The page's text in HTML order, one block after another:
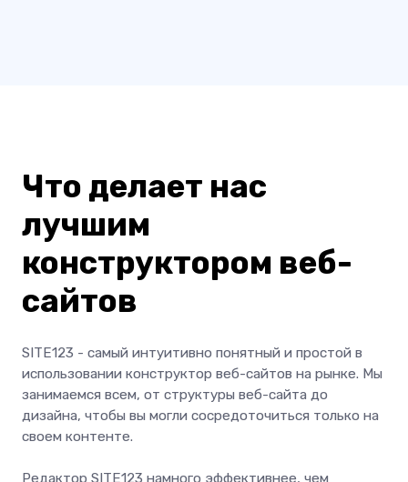
Что делает нас
лучшим
конструктором веб-
сайтов
SITE123 - самый интуитивно понятный и простой в
использовании конструктор веб-сайтов на рынке. Мы
занимаемся всем, от структуры веб-сайта до
дизайна, чтобы вы могли сосредоточиться только на
своем контенте.
Редактор SITE123 намного эффективнее, чем